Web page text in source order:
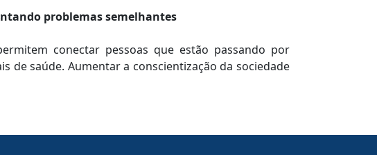
problemas semelhantes
conectar pessoas que estão passando por
de saúde. Aumentar a conscientização da sociedade